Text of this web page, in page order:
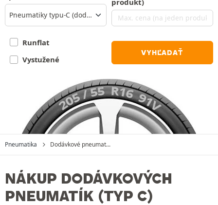
Pneumatiky typu-C (dodávka)
produkt)
Runflat
Vystužené
VYHĽADAŤ
Pneumatika Dodávkové pneumat...
NÁKUP DODÁVKOVÝCH
PNEUMATÍK (TYP C)